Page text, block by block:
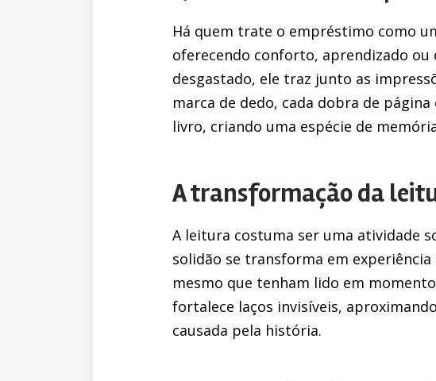
Há quem trate o empréstimo como
oferecendo conforto, aprendizado ou
desgastado, ele traz junto as
marca de dedo, cada dobra de
livro, criando uma espécie de
A transformação da
A leitura costuma ser uma atividade
solidão se transforma em
mesmo que tenham lido em
fortalece laços invisíveis,
causada pela história.